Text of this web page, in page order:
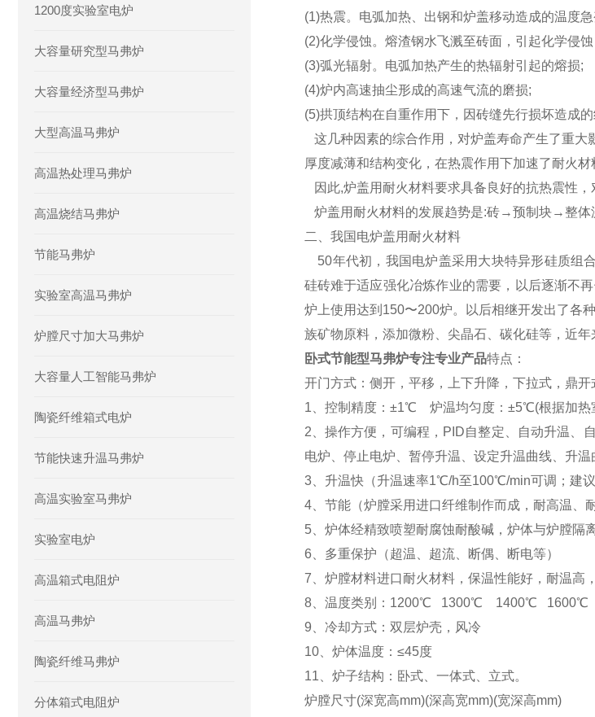
1200度实验室电炉
大容量研究型马弗炉
大容量经济型马弗炉
大型高温马弗炉
高温热处理马弗炉
高温烧结马弗炉
节能马弗炉
实验室高温马弗炉
炉膛尺寸加大马弗炉
大容量人工智能马弗炉
陶瓷纤维箱式电炉
节能快速升温马弗炉
高温实验室马弗炉
实验室电炉
高温箱式电阻炉
高温马弗炉
陶瓷纤维马弗炉
分体箱式电阻炉
(1)热震。电弧加热、出钢和炉盖移动造成的温度急
(2)化学侵蚀。熔渣钢水飞溅至砖面，引起化学侵
(3)弧光辐射。电弧加热产生的热辐射引起的熔损;
(4)炉内高速抽尘形成的高速气流的磨损;
(5)拱顶结构在自重作用下，因砖缝先行损坏造成
这几种因素的综合作用，对炉盖寿命产生了重大
厚度减薄和结构变化，在热震作用下加速了耐火材
因此,炉盖用耐火材料要求具备良好的抗热震性，
炉盖用耐火材料的发展趋势是:砖→预制块→整体
二、我国电炉盖用耐火材料
50年代初，我国电炉盖采用大块特异形硅质组
硅砖难于适应强化冶炼作业的需要，以后逐渐不
炉上使用达到150〜200炉。以后相继开发出了各
族矿物原料，添加微粉、尖晶石、碳化硅等，近
卧式节能型马弗炉专注专业产品特点：
开门方式：侧开， 平移，上下升降，下拉式，鼎开
1、控制精度：±1℃ 炉温均匀度：±5℃(根据加热
2、操作方便，可编程，PID自整定、自动升温、
电炉、停止电炉、暂停升温、设定升温曲线、升
3、升温快（升温速率1℃/h至100℃/min可调 ； 建
4、节能（炉膛采用进口纤维制作而成，耐高温、
5、炉体经精致喷塑耐腐蚀耐酸碱，炉体与炉膛隔
6、多重保护（超温、超流、断偶、断电等）
7、炉膛材料进口耐火材料，保温性能好，耐温高
8、温度类别： 1200℃ 1300℃ 1400℃ 1600℃
9、 冷却方式： 双层炉壳，风冷
10、 炉体温度： ≤45度
11、 炉子结构：卧式、一体式、立式。
炉膛尺寸(深宽高mm)(深高宽mm)(宽深高mm)